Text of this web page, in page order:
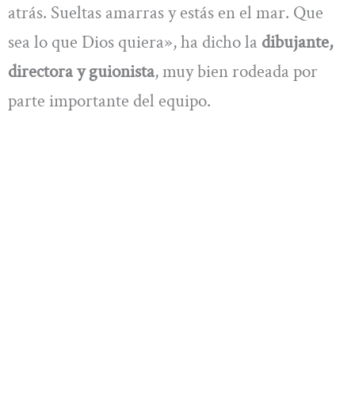
atrás. Sueltas amarras y estás en el mar. Que
sea lo que Dios quiera», ha dicho la dibujante,
directora y guionista, muy bien rodeada por
parte importante del equipo.